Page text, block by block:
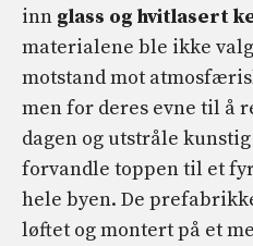
inn glass og hvitlasert
materialene ble ikke
motstand mot
men for deres evne til å
dagen og utstråle
forvandle toppen til et
hele byen. De
løftet og montert på et